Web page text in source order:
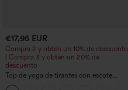
€17,95 EUR
Compra 2 y obtén un 10% de descuento
| Compra 3 y obtén un 20% de
descuento
Top de yoga de tirantes con escote
redondo, fruncido y tacto fresco -